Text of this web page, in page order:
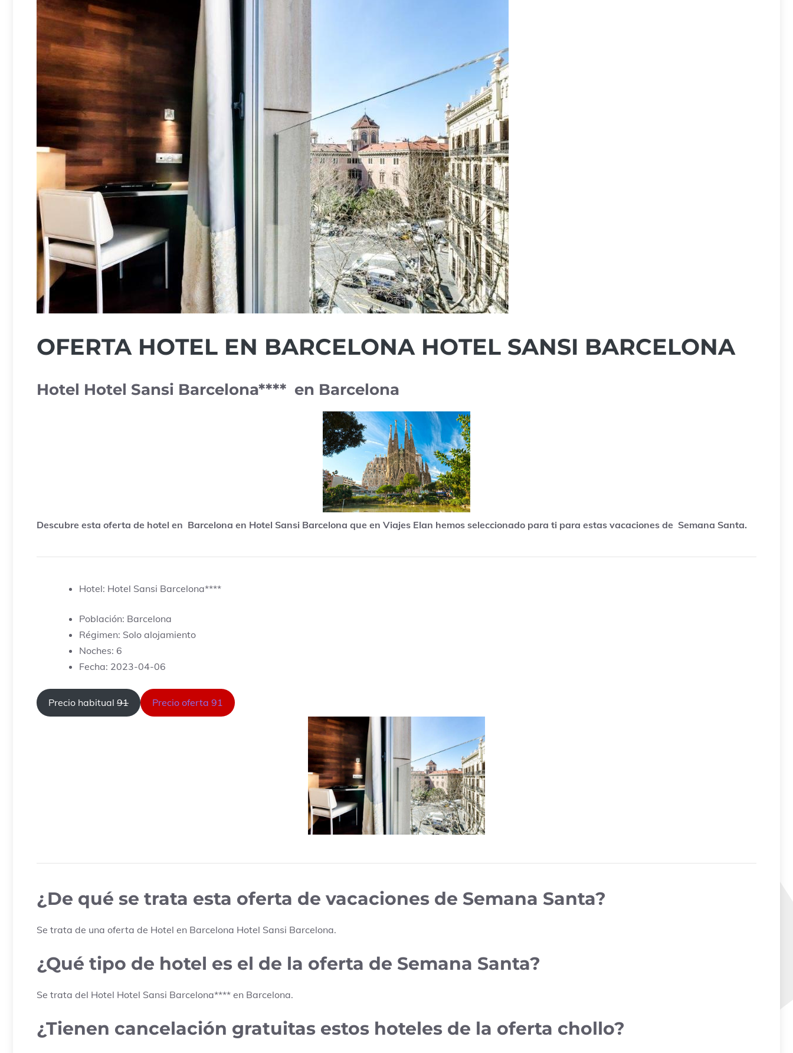
OFERTA HOTEL EN BARCELONA HOTEL SANSI BARCELONA
Hotel Hotel Sansi Barcelona**** en Barcelona
Descubre esta oferta de hotel en Barcelona en Hotel Sansi Barcelona que en Viajes Elan hemos seleccionado para ti para estas vacaciones de Semana Santa.
Hotel: Hotel Sansi Barcelona****
Población: Barcelona
Régimen: Solo alojamiento
Noches: 6
Fecha: 2023-04-06
Precio habitual 91 Precio oferta 91
¿De qué se trata esta oferta de vacaciones de Semana Santa?
Se trata de una oferta de Hotel en Barcelona Hotel Sansi Barcelona.
¿Qué tipo de hotel es el de la oferta de Semana Santa?
Se trata del Hotel Hotel Sansi Barcelona**** en Barcelona.
¿Tienen cancelación gratuitas estos hoteles de la oferta chollo?